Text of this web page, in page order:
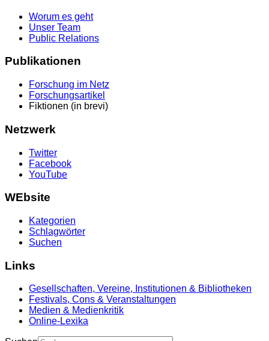
Worum es geht
Unser Team
Public Relations
Publikationen
Forschung im Netz
Forschungsartikel
Fiktionen (in brevi)
Netzwerk
Twitter
Facebook
YouTube
WEbsite
Kategorien
Schlagwörter
Suchen
Links
Gesellschaften, Vereine, Institutionen & Bibliotheken
Festivals, Cons & Veranstaltungen
Medien & Medienkritik
Online-Lexika